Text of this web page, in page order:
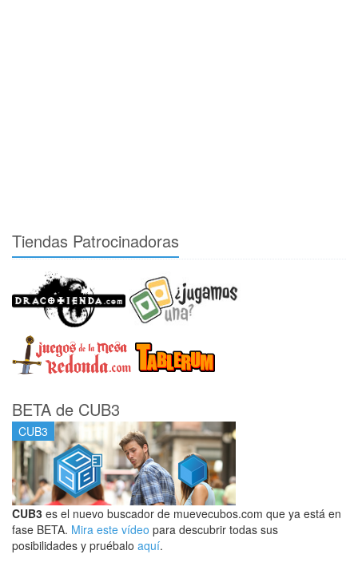
Tiendas Patrocinadoras
BETA de CUB3
CUB3
CUB3 es el nuevo buscador de muevecubos.com que ya está en
fase BETA. Mira este vídeo para descubrir todas sus
posibilidades y pruébalo aquí.